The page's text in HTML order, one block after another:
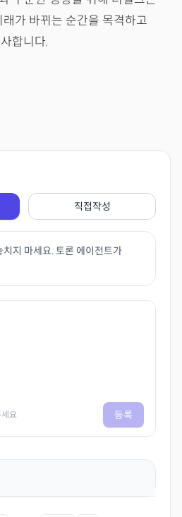
가 바뀌는 순간을 목격하고
합니다.
직접작성
지 마세요. 토론 에이전트가
요 등록